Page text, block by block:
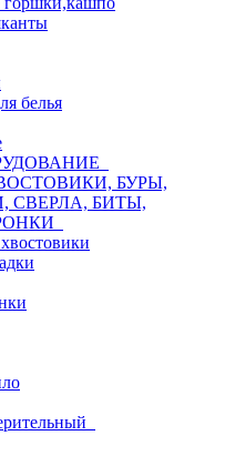
белья
БУРЫ,
СВЕРЛА, БИТЫ,